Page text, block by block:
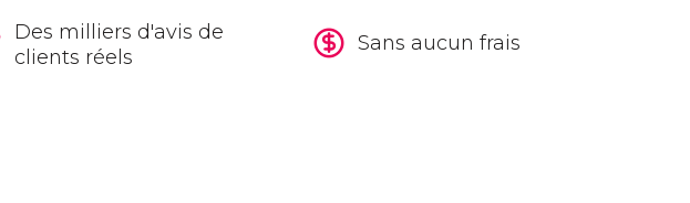
Des milliers d'avis de
clients réels
Sans aucun frais